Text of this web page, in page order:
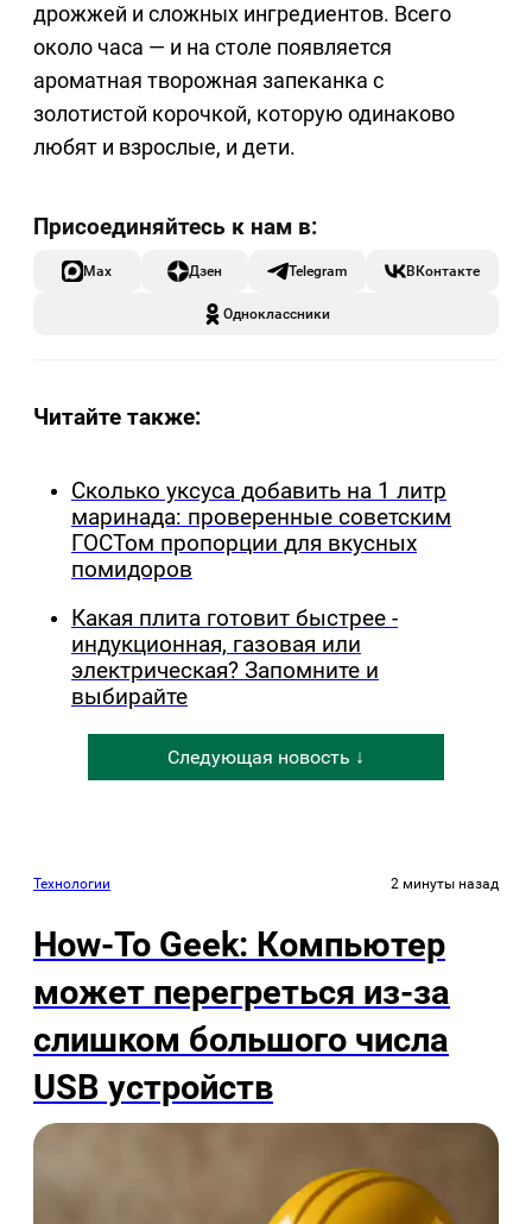
дрожжей и сложных ингредиентов. Всего
около часа — и на столе появляется
ароматная творожная запеканка с
золотистой корочкой, которую одинаково
любят и взрослые, и дети.
Max Дзен Telegram ВКонтакте
Одноклассники
Читайте также:
Сколько уксуса добавить на 1 литр
маринада: проверенные советским
ГОСТом пропорции для вкусных
помидоров
Какая плита готовит быстрее -
индукционная, газовая или
электрическая? Запомните и
выбирайте
Следующая новость ↓
Технологии 2 минуты назад
How-To Geek: Компьютер
может перегреться из-за
слишком большого числа
USB устройств